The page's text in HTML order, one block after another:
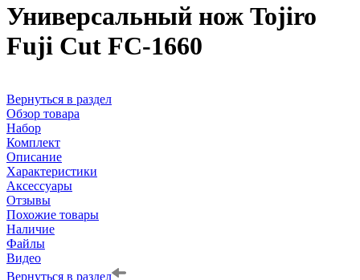
Универсальный нож Tojiro
Fuji Cut FC-1660
Вернуться в раздел
Обзор товара
Набор
Комплект
Описание
Характеристики
Аксессуары
Отзывы
Похожие товары
Наличие
Файлы
Видео
Вернуться в раздел